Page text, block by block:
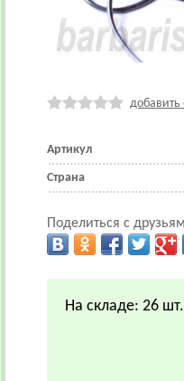
добавить
Артикул
Страна
Поделиться с
На складе: 26 шт.